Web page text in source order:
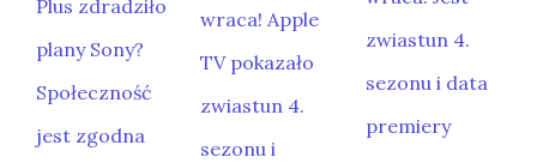
Plus zdradziło
plany Sony?
Społeczność
jest zgodna
wraca! Apple
TV pokazało
zwiastun 4.
sezonu i
zwiastun 4.
sezonu i data
premiery